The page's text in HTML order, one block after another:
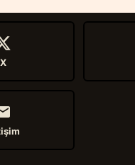
X